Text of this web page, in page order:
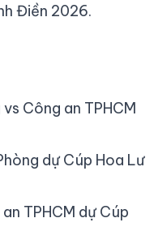
Điền 2026.
Công an TPHCM
dự Cúp Hoa Lư
TPHCM dự Cúp